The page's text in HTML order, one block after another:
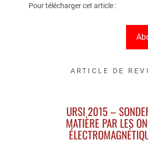
Pour télécharger cet article :
ARTICLE DE
URSI 2015 –
MATIÈRE PAR LES